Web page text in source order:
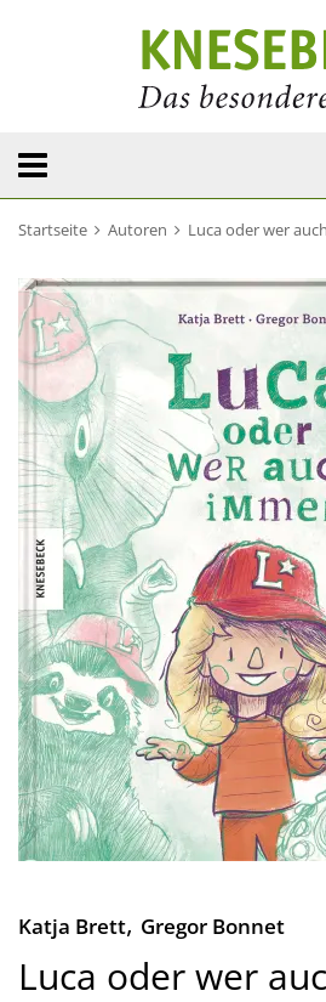
Startseite Autoren Luca oder wer
Katja Brett, Gregor Bonnet
Luca oder wer